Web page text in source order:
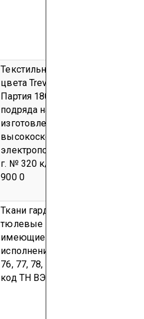
Текстильная ткань сине/серого
цвета Trevia CS из полиэфира
Партия 1801 м² по Договору
подряда на разработку,
изготовление и поставку
высокоскоростных
электропоездов от 18 мая 2006
г. № 320 к/т
900 0
Ткани гардинные, портьерные и
тюлевые из 100% полиэстера,
имеющие в артикуле коды
исполнения: 66, 67, 68, 73, 74, 75,
76, 77, 78, 85
код ТН ВЭД 6303 00 000 0